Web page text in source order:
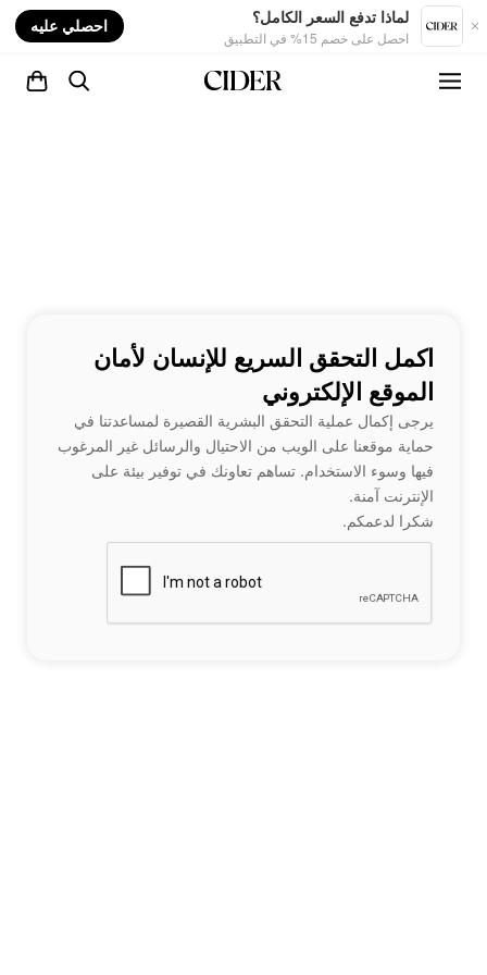
لماذا تدفع السعر الكامل؟
احصل على خصم 15% في التطبيق
احصلي عليه
اكمل التحقق السريع للإنسان لأمان
الموقع الإلكتروني
يرجى إكمال عملية التحقق البشرية القصيرة لمساعدتنا في
حماية موقعنا على الويب من الاحتيال والرسائل غير المرغوب
فيها وسوء الاستخدام. تساهم تعاونك في توفير بيئة على
الإنترنت آمنة.
شكرا لدعمكم.